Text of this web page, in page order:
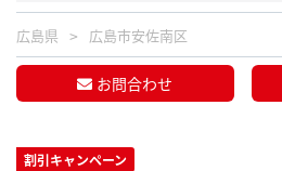
広島県 広島市安佐南区
お問合わせ
割引キャンペーン